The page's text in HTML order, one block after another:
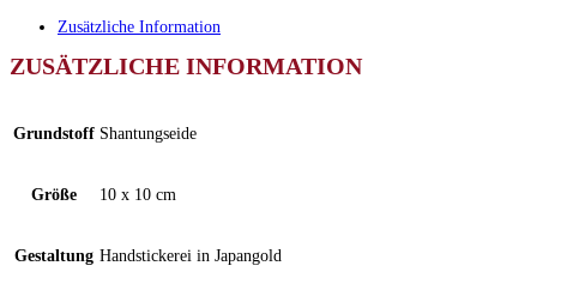
Zusätzliche Information
ZUSÄTZLICHE INFORMATION
Grundstoff Shantungseide
Größe 10 x 10 cm
Gestaltung Handstickerei in Japangold